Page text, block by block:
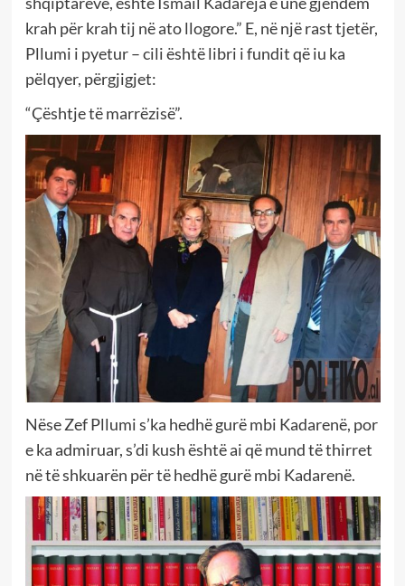
krah për krah tij në ato llogore.” E, në një rast tjetër,
Pllumi i pyetur – cili është libri i fundit që iu ka
pëlqyer, përgjigjet:
“Çështje të marrëzisë”.
Nëse Zef Pllumi s’ka hedhë gurë mbi Kadarenë, por
e ka admiruar, s’di kush është ai që mund të thirret
në të shkuarën për të hedhë gurë mbi Kadarenë.